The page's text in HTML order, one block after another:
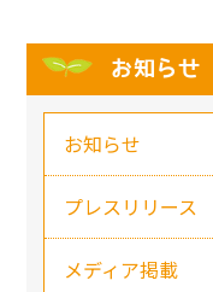
お知らせ
お知らせ
プレスリリース
メディア掲載